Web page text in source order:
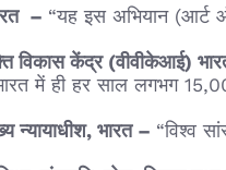
– “यह इस अभियान
विकास केंद्र (वीवीकेआई)
भारत में ही हर साल लगभग
न्यायाधीश, भारत – “विश्व